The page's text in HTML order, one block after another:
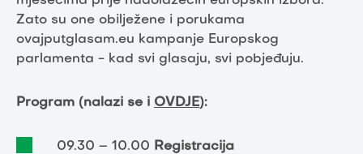
Zato su one obilježene i porukama
ovajputglasam.eu kampanje Europskog
parlamenta - kad svi glasaju, svi pobjeđuju.
Program (nalazi se i OVDJE):
09.30 – 10.00 Registracija